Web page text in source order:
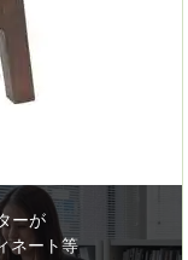
ーが
ネート等